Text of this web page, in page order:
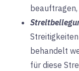
behandelt
für diese